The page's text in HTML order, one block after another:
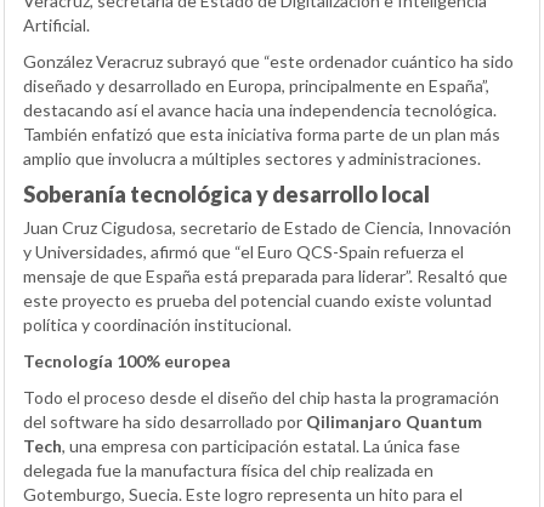
Artificial.
González Veracruz subrayó que “este ordenador cuántico ha sido
diseñado y desarrollado en Europa, principalmente en España”,
destacando así el avance hacia una independencia tecnológica.
También enfatizó que esta iniciativa forma parte de un plan más
amplio que involucra a múltiples sectores y administraciones.
Soberanía tecnológica y desarrollo local
Juan Cruz Cigudosa, secretario de Estado de Ciencia, Innovación
y Universidades, afirmó que “el Euro QCS-Spain refuerza el
mensaje de que España está preparada para liderar”. Resaltó que
este proyecto es prueba del potencial cuando existe voluntad
política y coordinación institucional.
Tecnología 100% europea
Todo el proceso desde el diseño del chip hasta la programación
del software ha sido desarrollado por Qilimanjaro Quantum
Tech, una empresa con participación estatal. La única fase
delegada fue la manufactura física del chip realizada en
Gotemburgo, Suecia. Este logro representa un hito para el